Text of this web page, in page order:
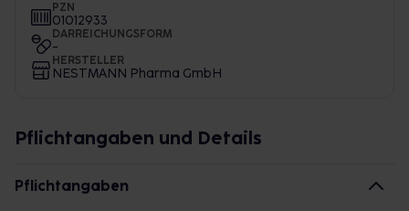
PZN
01012933
DARREICHUNGSFORM
-
HERSTELLER
NESTMANN Pharma GmbH
Pflichtangaben und Details
Pflichtangaben